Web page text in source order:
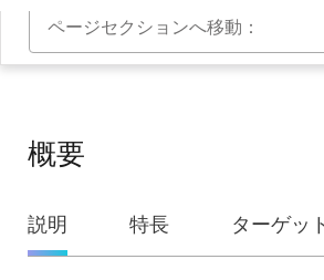
ページセクションへ移動：
概要
概
要
説明 特長 ターゲッ